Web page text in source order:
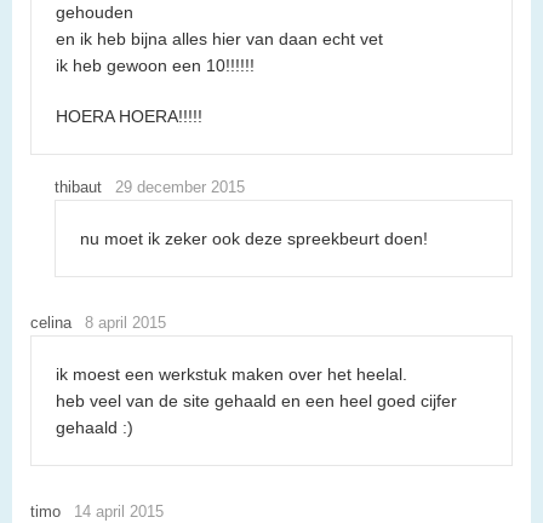
gehouden
en ik heb bijna alles hier van daan echt vet
ik heb gewoon een 10!!!!!!
HOERA HOERA!!!!!
thibaut 29 december 2015
nu moet ik zeker ook deze spreekbeurt doen!
celina 8 april 2015
ik moest een werkstuk maken over het heelal.
heb veel van de site gehaald en een heel goed cijfer
gehaald :)
timo 14 april 2015